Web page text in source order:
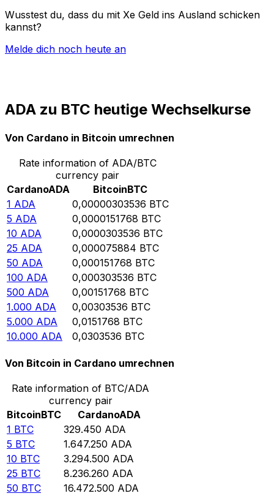
Wusstest du, dass du mit Xe Geld ins Ausland schicken
kannst?
Melde dich noch heute an
ADA zu BTC heutige Wechselkurse
Von Cardano in Bitcoin umrechnen
Rate information of ADA/BTC
currency pair
CardanoADA BitcoinBTC
1 ADA 0,00000303536 BTC
5 ADA 0,0000151768 BTC
10 ADA 0,0000303536 BTC
25 ADA 0,000075884 BTC
50 ADA 0,000151768 BTC
100 ADA 0,000303536 BTC
500 ADA 0,00151768 BTC
1.000 ADA 0,00303536 BTC
5.000 ADA 0,0151768 BTC
10.000 ADA 0,0303536 BTC
Von Bitcoin in Cardano umrechnen
Rate information of BTC/ADA
currency pair
BitcoinBTC CardanoADA
1 BTC 329.450 ADA
5 BTC 1.647.250 ADA
10 BTC 3.294.500 ADA
25 BTC 8.236.260 ADA
50 BTC 16.472.500 ADA